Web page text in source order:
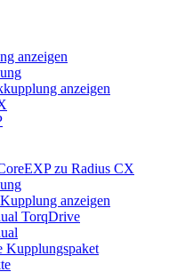
anzeigen
anzeigen
zu Radius CX
anzeigen
TorqDrive
Kupplungspaket